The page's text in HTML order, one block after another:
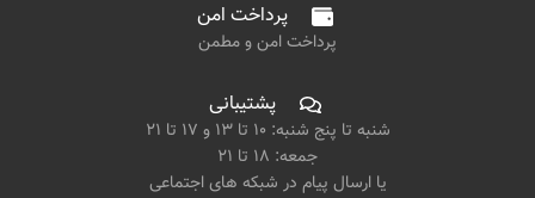
پرداخت امن
پرداخت امن و مطمن
پشتیبانی
شنبه تا پنج شنبه: ۱۰ تا ۱۳ و ۱۷ تا ۲۱
جمعه: ۱۸ تا ۲۱
یا ارسال پیام در شبکه های اجتماعی